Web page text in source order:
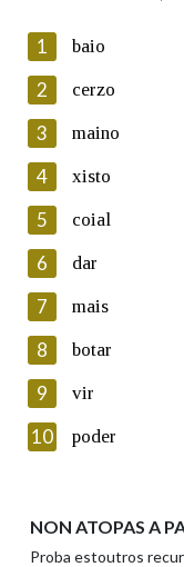
En cumprimento da
Protección de Datos
Galega informa a
electrónico, así
persoal, que estes
automatizado de
ficheiros
seu dereito de
seus datos
Lin e acepto
Introduce o código
Texto de
1 baio
2 cerzo
3 maino
4 xisto
5 coial
6 dar
7 mais
8 botar
9 vir
10 poder
NON ATOPAS A
Proba estoutros